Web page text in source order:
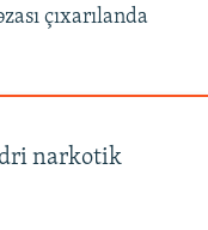
çıxarılanda
narkotik